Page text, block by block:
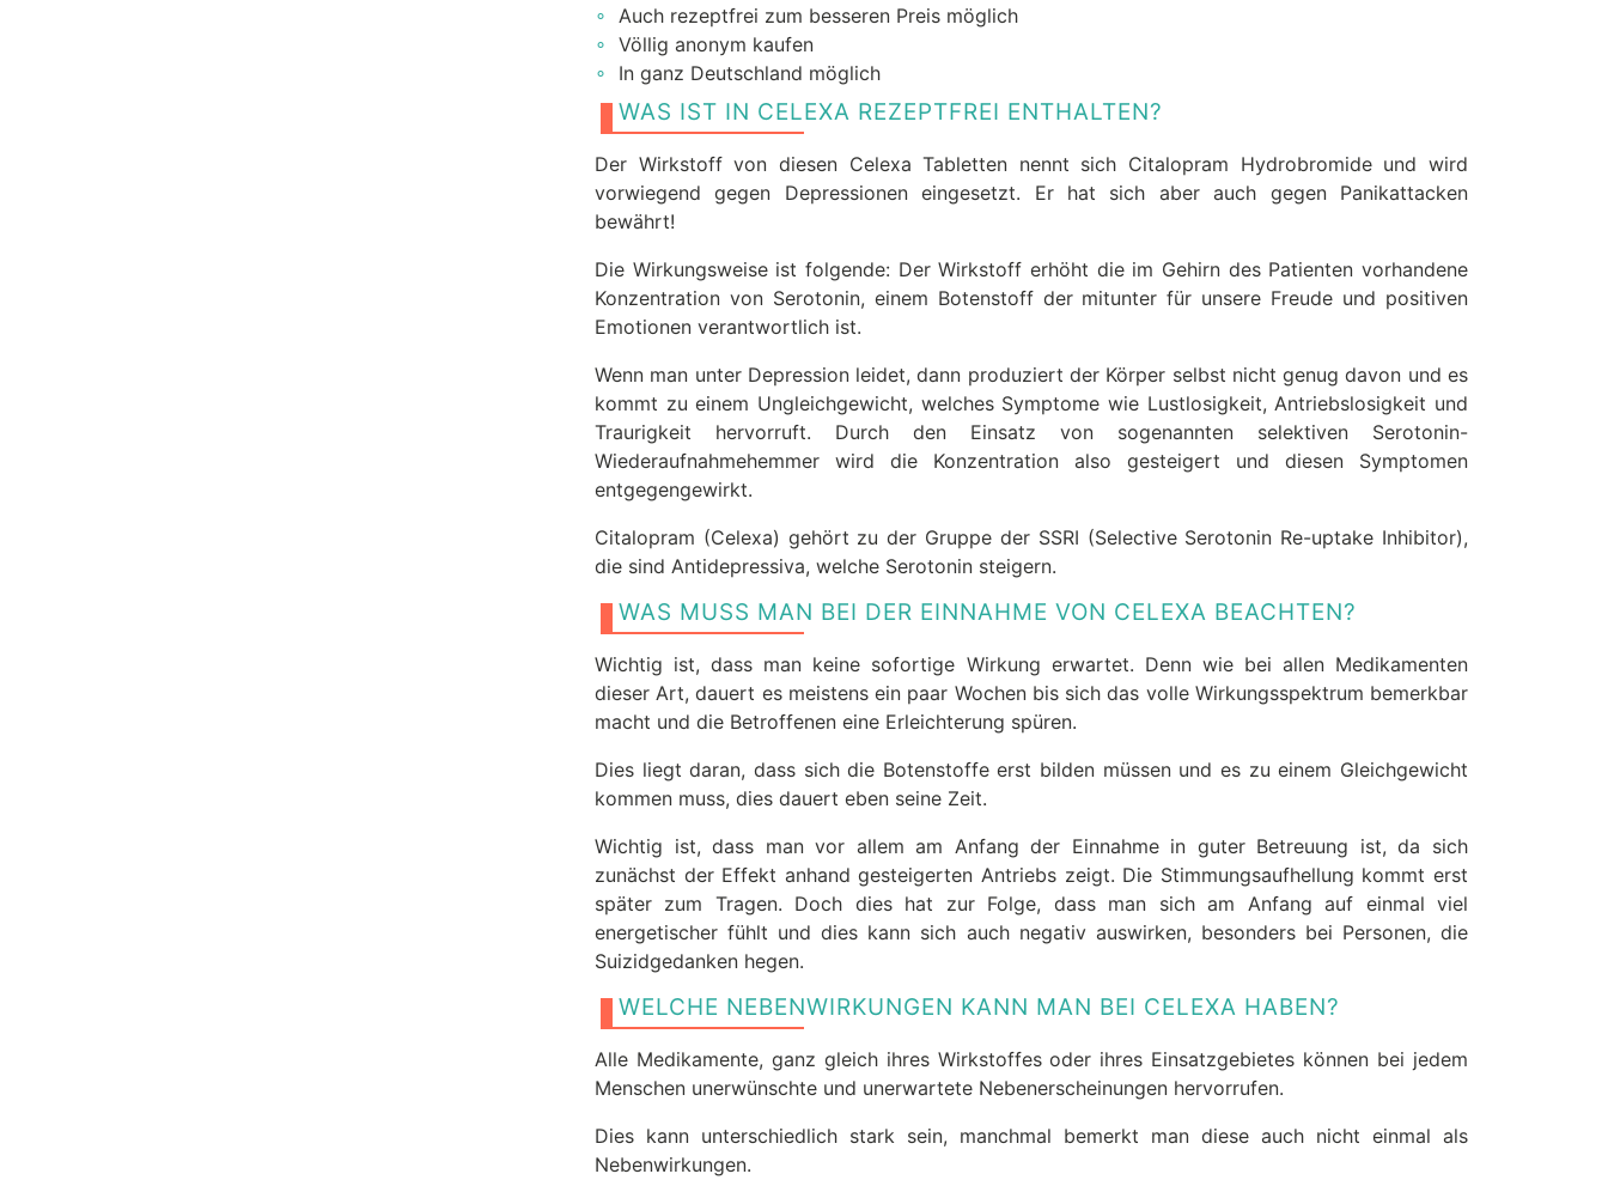
Auch rezeptfrei zum besseren Preis möglich
Völlig anonym kaufen
In ganz Deutschland möglich
WAS IST IN CELEXA REZEPTFREI ENTHALTEN?
Der Wirkstoff von diesen Celexa Tabletten nennt sich Citalopram Hydrobromide und wird
vorwiegend gegen Depressionen eingesetzt. Er hat sich aber auch gegen Panikattacken
bewährt!
Die Wirkungsweise ist folgende: Der Wirkstoff erhöht die im Gehirn des Patienten vorhandene
Konzentration von Serotonin, einem Botenstoff der mitunter für unsere Freude und positiven
Emotionen verantwortlich ist.
Wenn man unter Depression leidet, dann produziert der Körper selbst nicht genug davon und es
kommt zu einem Ungleichgewicht, welches Symptome wie Lustlosigkeit, Antriebslosigkeit und
Traurigkeit hervorruft. Durch den Einsatz von sogenannten selektiven Serotonin-
Wiederaufnahmehemmer wird die Konzentration also gesteigert und diesen Symptomen
entgegengewirkt.
Citalopram (Celexa) gehört zu der Gruppe der SSRI (Selective Serotonin Re-uptake Inhibitor),
die sind Antidepressiva, welche Serotonin steigern.
WAS MUSS MAN BEI DER EINNAHME VON CELEXA BEACHTEN?
Wichtig ist, dass man keine sofortige Wirkung erwartet. Denn wie bei allen Medikamenten
dieser Art, dauert es meistens ein paar Wochen bis sich das volle Wirkungsspektrum bemerkbar
macht und die Betroffenen eine Erleichterung spüren.
Dies liegt daran, dass sich die Botenstoffe erst bilden müssen und es zu einem Gleichgewicht
kommen muss, dies dauert eben seine Zeit.
Wichtig ist, dass man vor allem am Anfang der Einnahme in guter Betreuung ist, da sich
zunächst der Effekt anhand gesteigerten Antriebs zeigt. Die Stimmungsaufhellung kommt erst
später zum Tragen. Doch dies hat zur Folge, dass man sich am Anfang auf einmal viel
energetischer fühlt und dies kann sich auch negativ auswirken, besonders bei Personen, die
Suizidgedanken hegen.
WELCHE NEBENWIRKUNGEN KANN MAN BEI CELEXA HABEN?
Alle Medikamente, ganz gleich ihres Wirkstoffes oder ihres Einsatzgebietes können bei jedem
Menschen unerwünschte und unerwartete Nebenerscheinungen hervorrufen.
Dies kann unterschiedlich stark sein, manchmal bemerkt man diese auch nicht einmal als
Nebenwirkungen.